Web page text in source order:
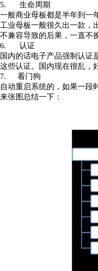
5. 生命周期
一般商业母板都是半年到一
工业母板一般很久出一款，
不兼容导致的后果，一直不
6. 认证
国内的话电子产品强制认证
这些认证。国内现在很乱，
7. 看门狗
自动重启系统的，如果一段
来张图总结一下：